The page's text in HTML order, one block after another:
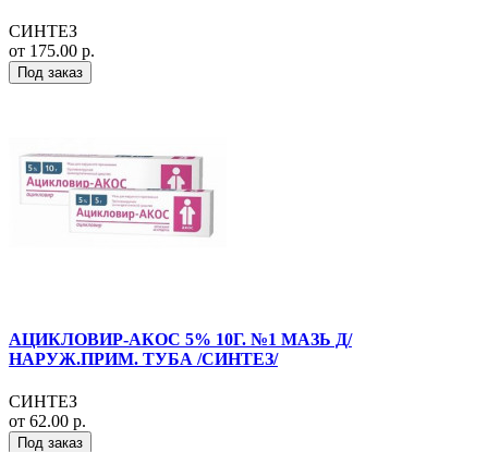
СИНТЕЗ
от 175.00 р.
Под заказ
АЦИКЛОВИР-АКОС 5% 10Г. №1 МАЗЬ Д/
НАРУЖ.ПРИМ. ТУБА /СИНТЕЗ/
СИНТЕЗ
от 62.00 р.
Под заказ